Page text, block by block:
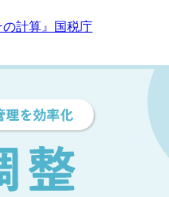
計算』国税庁